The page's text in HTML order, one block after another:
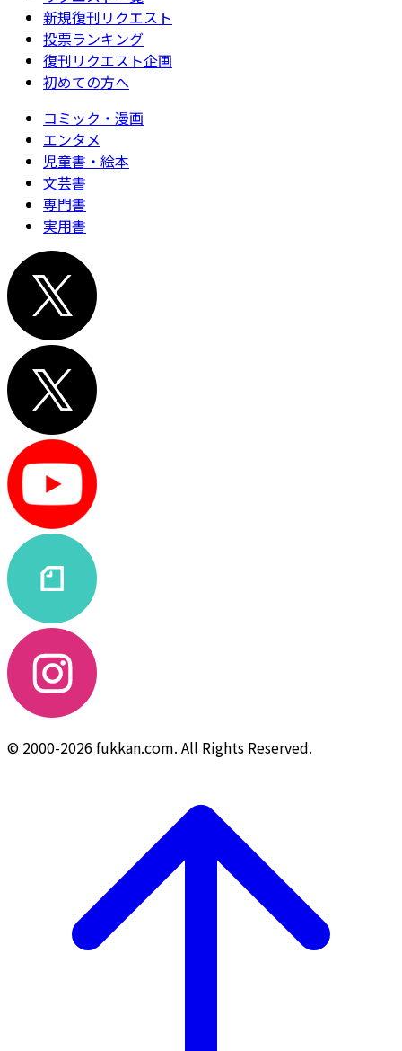
新規復刊リクエスト
投票ランキング
復刊リクエスト企画
初めての方へ
コミック・漫画
エンタメ
児童書・絵本
文芸書
専門書
実用書
© 2000-2026 fukkan.com. All Rights Reserved.